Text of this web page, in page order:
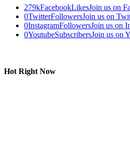
279kFacebookLikesJoin us on
0TwitterFollowersJoin us on
0InstagramFollowersJoin us on
0YoutubeSubscribersJoin us on
Hot Right Now